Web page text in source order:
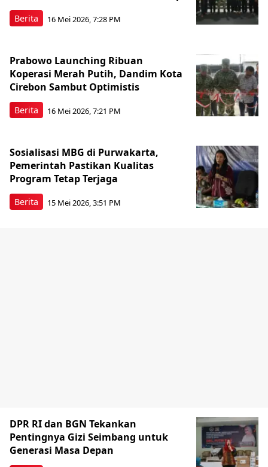
Berita 16 Mei 2026, 7:28 PM
Berita
Prabowo Launching Ribuan
Koperasi Merah Putih, Dandim Kota
Cirebon Sambut Optimistis
16 Mei 2026, 7:21 PM
Berita
Sosialisasi MBG di Purwakarta,
Pemerintah Pastikan Kualitas
Program Tetap Terjaga
15 Mei 2026, 3:51 PM
DPR RI dan BGN Tekankan
Pentingnya Gizi Seimbang untuk
Generasi Masa Depan